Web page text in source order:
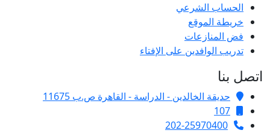
الحساب الشرعي
خريطة الموقع
فض المنازعات
تدريب الوافدين على الإفتاء
اتصل بنا
حديقة الخالدين - الدراسة - القاهرة ص.ب 11675
107
202-25970400